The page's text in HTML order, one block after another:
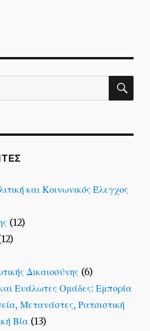
και Κοινωνικός Έλεγχος
(12)
Δικαιοσύνης (6)
Ευάλωτες Ομάδες: Εμπορία
Μετανάστες, Ρατσιστική
Βία(13)